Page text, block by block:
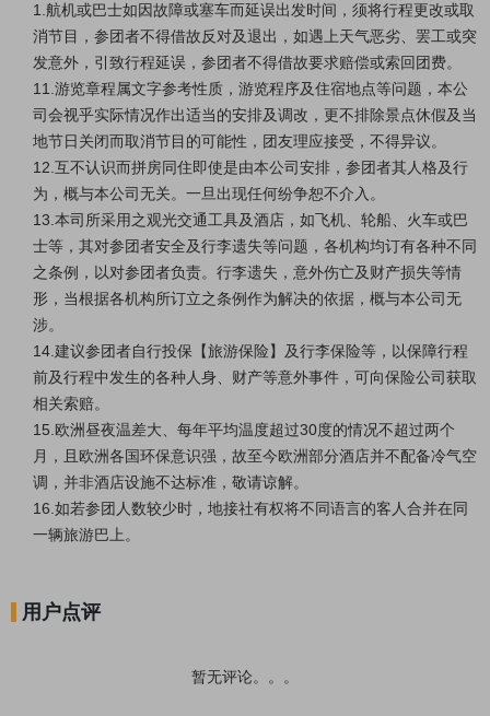
1.航机或巴士如因故障或塞车而延误出发时间，须将行程更改或取
消节目，参团者不得借故反对及退出，如遇上天气恶劣、罢工或突
发意外，引致行程延误，参团者不得借故要求赔偿或索回团费。
11.游览章程属文字参考性质，游览程序及住宿地点等问题，本公
司会视乎实际情况作出适当的安排及调改，更不排除景点休假及当
地节日关闭而取消节目的可能性，团友理应接受，不得异议。
12.互不认识而拼房同住即使是由本公司安排，参团者其人格及行
为，概与本公司无关。一旦出现任何纷争恕不介入。
13.本司所采用之观光交通工具及酒店，如飞机、轮船、火车或巴
士等，其对参团者安全及行李遗失等问题，各机构均订有各种不同
之条例，以对参团者负责。行李遗失，意外伤亡及财产损失等情
形，当根据各机构所订立之条例作为解决的依据，概与本公司无
涉。
14.建议参团者自行投保【旅游保险】及行李保险等，以保障行程
前及行程中发生的各种人身、财产等意外事件，可向保险公司获取
相关索赔。
15.欧洲昼夜温差大、每年平均温度超过30度的情况不超过两个
月，且欧洲各国环保意识强，故至今欧洲部分酒店并不配备冷气空
调，并非酒店设施不达标准，敬请谅解。
16.如若参团人数较少时，地接社有权将不同语言的客人合并在同
一辆旅游巴上。
用户点评
暂无评论。。。